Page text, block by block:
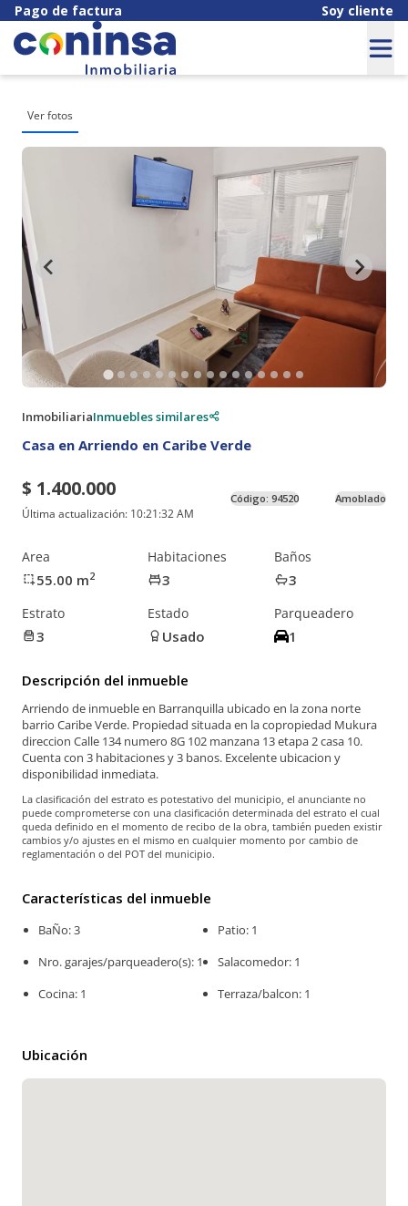
Pago de factura Soy cliente
Ver fotos
InmobiliariaInmuebles similares
Casa en Arriendo en Caribe Verde
$ 1.400.000
Última actualización: 10:21:32 AM
Código: 94520 Amoblado
Area
55.00 m2
Habitaciones
3
Baños
3
Estrato
3
Estado
Usado
Parqueadero
1
Descripción del inmueble
Arriendo de inmueble en Barranquilla ubicado en la zona norte
barrio Caribe Verde. Propiedad situada en la copropiedad Mukura
direccion Calle 134 numero 8G 102 manzana 13 etapa 2 casa 10.
Cuenta con 3 habitaciones y 3 banos. Excelente ubicacion y
disponibilidad inmediata.
La clasificación del estrato es potestativo del municipio, el anunciante no
puede comprometerse con una clasificación determinada del estrato el cual
queda definido en el momento de recibo de la obra, también pueden existir
cambios y/o ajustes en el mismo en cualquier momento por cambio de
reglamentación o del POT del municipio.
Características del inmueble
BaÑo: 3
Nro. garajes/parqueadero(s): 1
Cocina: 1
Patio: 1
Salacomedor: 1
Terraza/balcon: 1
Ubicación